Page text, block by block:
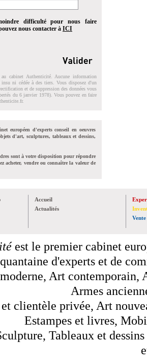
difficulté pour nous faire
nous contacter à ICI
cabinet Authenticité. Aucune information
ni cédée à des tiers. Vous disposez d'un
et de suppression des données vous
du 6 janvier 1978). Vous pouvez en faire
.
européen d'experts conseil en oeuvres
d'art, sculptures, tableaux et dessins,
sont à votre disposition pour répondre
acheter, vendre ou connaître la valeur de
Accueil
Actualités
Vente
est le premier cabinet
d'experts et de
Art contemporain,
Armes
clientèle privée, Art
Estampes et livres,
Tableaux et